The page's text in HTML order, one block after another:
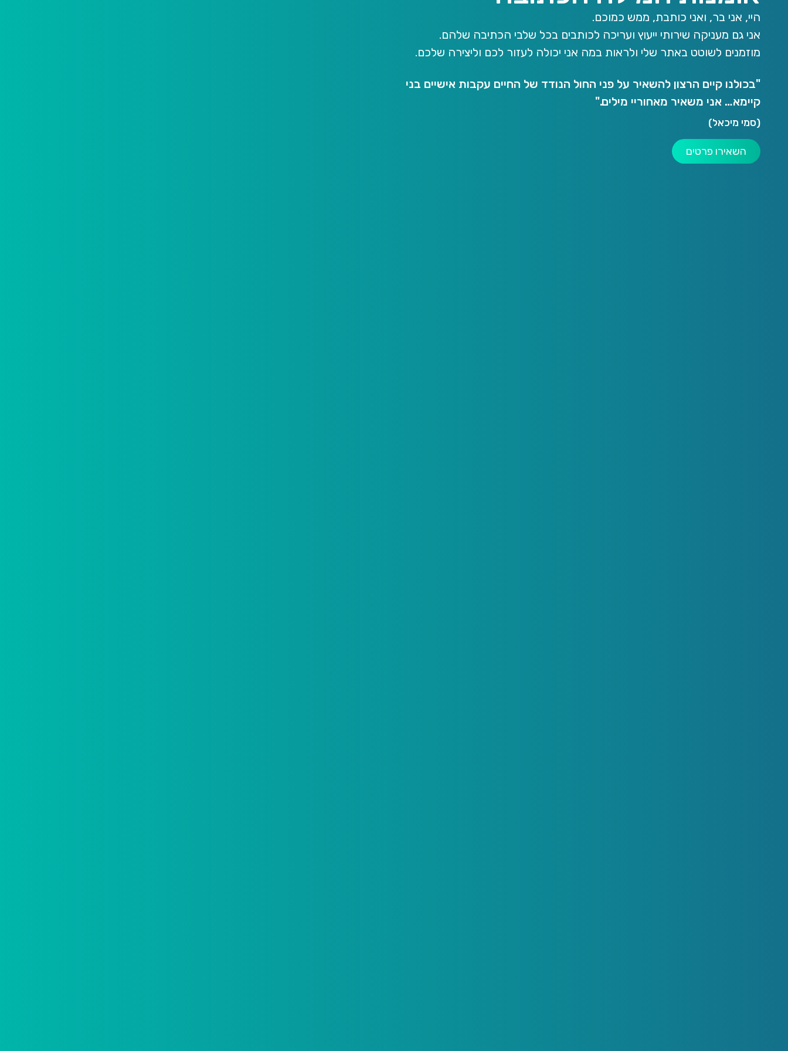
היי, אני בר, ואני כותבת, ממש כמוכם.
אני גם מעניקה שירותי ייעוץ ועריכה לכותבים בכל שלבי הכתיבה שלהם.
מוזמנים לשוטט באתר שלי ולראות במה אני יכולה לעזור לכם וליצירה שלכם.
"בכולנו קיים הרצון להשאיר על פני החול הנודד של החיים עקבות אישיים בני
קיימא… אני משאיר מאחוריי מילים."
(סמי מיכאל)
השאירו פרטים